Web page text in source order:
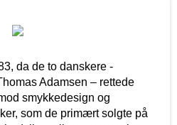
da de to danskere -
Adamsen – rettede
smykkedesign og
som de primært solgte på